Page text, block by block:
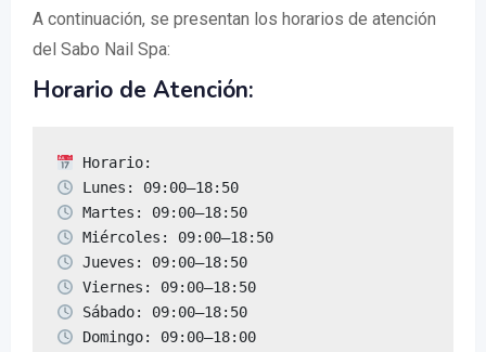
A continuación, se presentan los horarios de atención
del Sabo Nail Spa:
Horario de Atención:
Domingo: 09:00–18:00